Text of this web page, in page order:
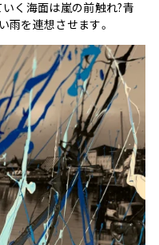
く海面は嵐の前触れ?青
雨を連想させます。